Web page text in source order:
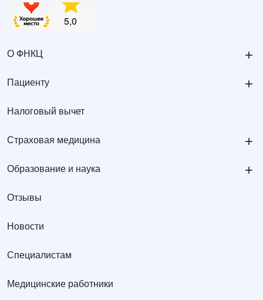
О ФНКЦ +
Пациенту +
Налоговый вычет
Страховая медицина +
Образование и наука +
Отзывы
Новости
Специалистам
Медицинские работники